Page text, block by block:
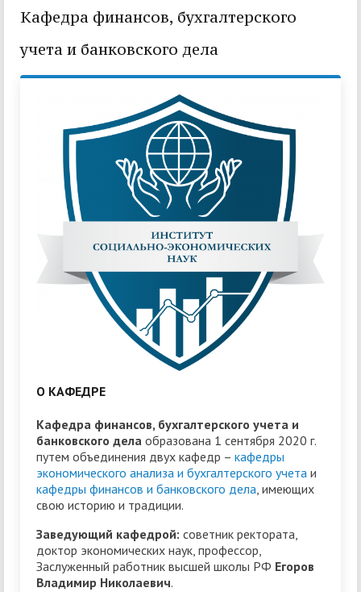
Кафедра финансов, бухгалтерского
учета и банковского дела
О КАФЕДРЕ
Кафедра финансов, бухгалтерского учета и
банковского дела образована 1 сентября 2020 г.
путем объединения двух кафедр – кафедры
экономического анализа и бухгалтерского учета и
кафедры финансов и банковского дела, имеющих
свою историю и традиции.
Заведующий кафедрой: советник ректората,
доктор экономических наук, профессор,
Заслуженный работник высшей школы РФ Егоров
Владимир Николаевич.